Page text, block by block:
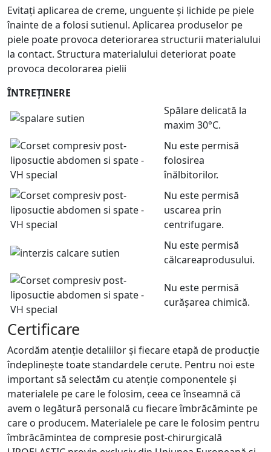
Evitați aplicarea de creme, unguente și lichide pe piele
înainte de a folosi sutienul. Aplicarea produselor pe
piele poate provoca deteriorarea structurii materialului
la contact. Structura materialului deteriorat poate
provoca decolorarea pielii
ÎNTREȚINERE
Spălare delicată la
maxim 30°C.
Nu este permisă
folosirea
înălbitorilor.
Nu este permisă
uscarea prin
centrifugare.
Nu este permisă
călcareaprodusului.
Nu este permisă
curășarea chimică.
Certificare
Acordăm atenție detaliilor și fiecare etapă de producție
îndeplinește toate standardele cerute. Pentru noi este
important să selectăm cu atenție componentele și
materialele pe care le folosim, ceea ce înseamnă că
avem o legătură personală cu fiecare îmbrăcăminte pe
care o producem. Materialele pe care le folosim pentru
îmbrăcămintea de compresie post-chirurgicală